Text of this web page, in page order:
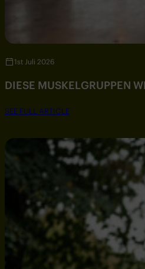
1st Juli 2026
DIESE MUSKELGRUPPEN
SEE FULL ARTICLE